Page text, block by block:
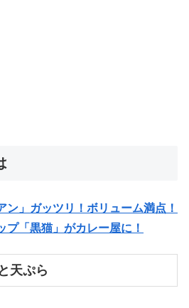
ン」ガッツリ！ボリューム満点！
プ「黒猫」がカレー屋に！
天ぷら